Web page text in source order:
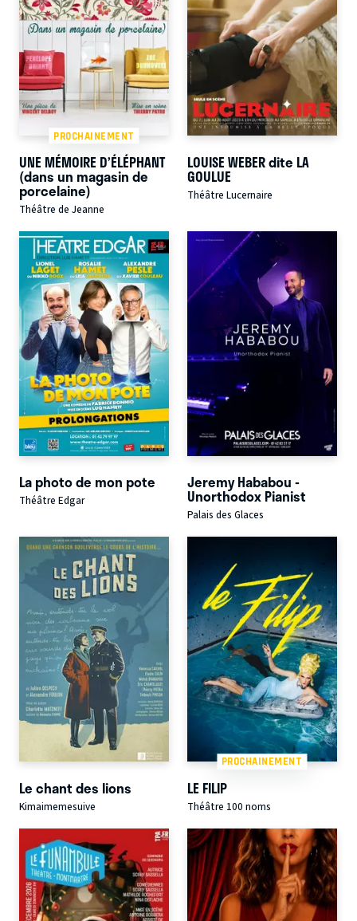
PROCHAINEMENT
UNE MÉMOIRE D’ÉLÉPHANT
(dans un magasin de
porcelaine)
Théâtre de Jeanne
LOUISE WEBER dite LA
GOULUE
Théâtre Lucernaire
La photo de mon pote
Théâtre Edgar
Jeremy Hababou -
Unorthodox Pianist
Palais des Glaces
Le chant des lions
Kimaimemesuive
PROCHAINEMENT
LE FILIP
Théâtre 100 noms